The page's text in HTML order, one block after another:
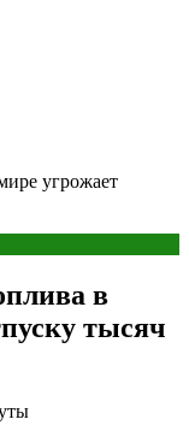
угрожает
в
тысяч